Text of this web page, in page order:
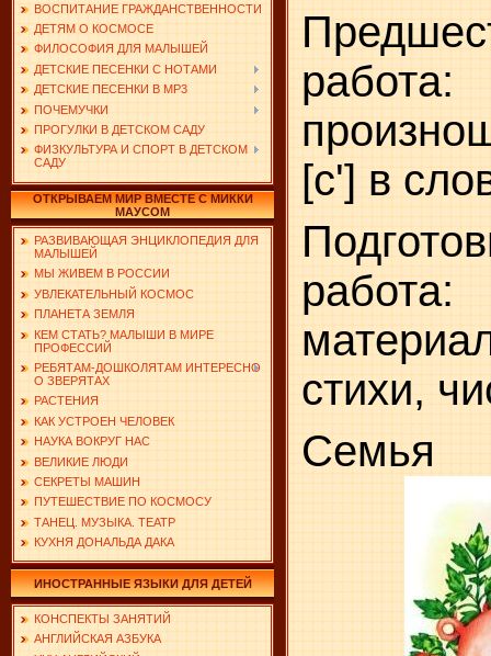
ВОСПИТАНИЕ ГРАЖДАНСТВЕННОСТИ
ДЕТЯМ О КОСМОСЕ
ФИЛОСОФИЯ ДЛЯ МАЛЫШЕЙ
ДЕТСКИЕ ПЕСЕНКИ С НОТАМИ
ДЕТСКИЕ ПЕСЕНКИ В MP3
ПОЧЕМУЧКИ
ПРОГУЛКИ В ДЕТСКОМ САДУ
ФИЗКУЛЬТУРА И СПОРТ В ДЕТСКОМ
САДУ
ОТКРЫВАЕМ МИР ВМЕСТЕ С МИККИ
МАУСОМ
РАЗВИВАЮЩАЯ ЭНЦИКЛОПЕДИЯ ДЛЯ
МАЛЫШЕЙ
МЫ ЖИВЕМ В РОССИИ
УВЛЕКАТЕЛЬНЫЙ КОСМОС
ПЛАНЕТА ЗЕМЛЯ
КЕМ СТАТЬ? МАЛЫШИ В МИРЕ
ПРОФЕССИЙ
РЕБЯТАМ-ДОШКОЛЯТАМ ИНТЕРЕСНО
О ЗВЕРЯТАХ
РАСТЕНИЯ
КАК УСТРОЕН ЧЕЛОВЕК
НАУКА ВОКРУГ НАС
ВЕЛИКИЕ ЛЮДИ
СЕКРЕТЫ МАШИН
ПУТЕШЕСТВИЕ ПО КОСМОСУ
ТАНЕЦ. МУЗЫКА. ТЕАТР
КУХНЯ ДОНАЛЬДА ДАКА
ИНОСТРАННЫЕ ЯЗЫКИ ДЛЯ ДЕТЕЙ
КОНСПЕКТЫ ЗАНЯТИЙ
АНГЛИЙСКАЯ АЗБУКА
[с'] в
стихи,
Семья